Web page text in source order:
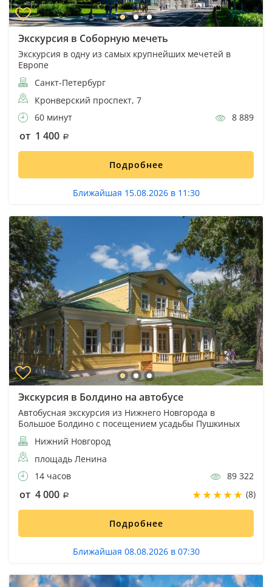
Экскурсия в Соборную мечеть
Экскурсия в одну из самых крупнейших мечетей в
Европе
Санкт-Петербург
Кронверский проспект, 7
60 минут
8 889
от 1 400
Подробнее
Ближайшая 15.08.2026 в 11:30
Экскурсия в Болдино на автобусе
Автобусная экскурсия из Нижнего Новгорода в
Большое Болдино с посещением усадьбы Пушкиных
Нижний Новгород
площадь Ленина
14 часов
89 322
от 4 000 (8)
Подробнее
Ближайшая 08.08.2026 в 07:30